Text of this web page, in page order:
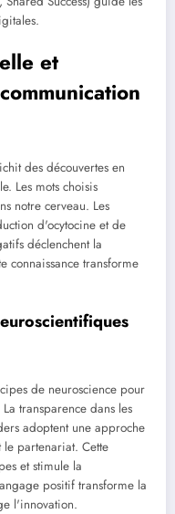
et
des découvertes en
Les mots choisis
notre cerveau. Les
d'ocytocine et de
déclenchent la
connaissance transforme
de neuroscience pour
transparence dans les
adoptent une approche
le partenariat. Cette
et stimule la
positif transforme la
l'innovation.